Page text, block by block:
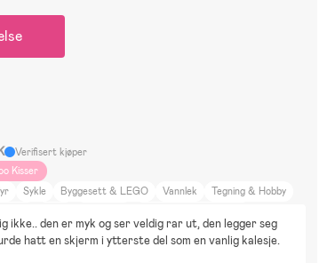
Verifisert kjøper
Kisser
Sykle Byggesett & LEGO Vannlek
Tegning & Hobby
Bor på landet Hus Gåturer
Dyr og natur
ikke.. den er myk og ser veldig rar ut, den legger seg
hatt en skjerm i ytterste del som en vanlig kalesje.